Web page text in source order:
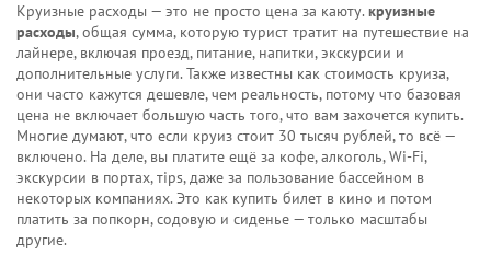
Круизные расходы — это не просто цена за каюту. круизные
расходы,общая сумма, которую турист тратит на путешествие на
лайнере, включая проезд, питание, напитки, экскурсии и
дополнительные услуги. Также известны как стоимость круиза,
они часто кажутся дешевле, чем реальность, потому что базовая
цена не включает большую часть того, что вам захочется купить.
Многие думают, что если круиз стоит 30 тысяч рублей, то всё —
включено. На деле, вы платите ещё за кофе, алкоголь, Wi-Fi,
экскурсии в портах, тips, даже за пользование бассейном в
некоторых компаниях. Это как купить билет в кино и потом
платить за попкорн, содовую и сиденье — только масштабы
другие.